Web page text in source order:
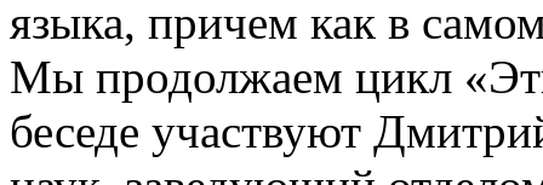
языка, причем как в
Мы продолжаем цикл
беседе участвуют